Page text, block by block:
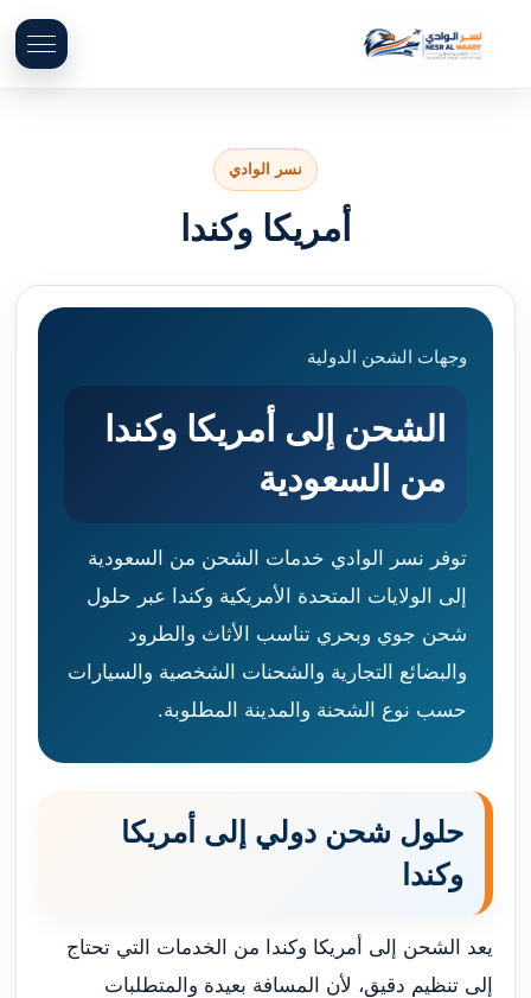
نسر الوادي
أمريكا وكندا
وجهات الشحن الدولية
الشحن إلى أمريكا وكندا
من السعودية
توفر نسر الوادي خدمات الشحن من السعودية
إلى الولايات المتحدة الأمريكية وكندا عبر حلول
شحن جوي وبحري تناسب الأثاث والطرود
والبضائع التجارية والشحنات الشخصية والسيارات
حسب نوع الشحنة والمدينة المطلوبة.
حلول شحن دولي إلى أمريكا
وكندا
يعد الشحن إلى أمريكا وكندا من الخدمات التي تحتاج
إلى تنظيم دقيق، لأن المسافة بعيدة والمتطلبات